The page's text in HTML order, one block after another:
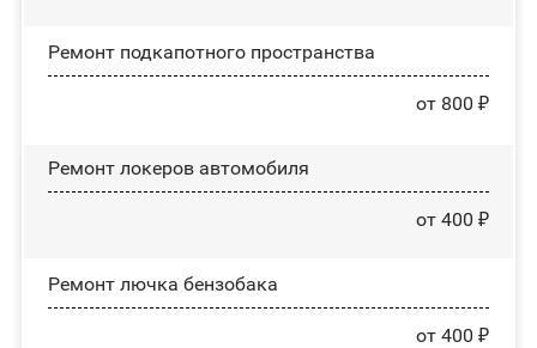
Ремонт подкапотного пространства
от 800 ₽
Ремонт лoĸepoв автомобиля
от 400 ₽
Ремонт лючка бензобака
от 400 ₽